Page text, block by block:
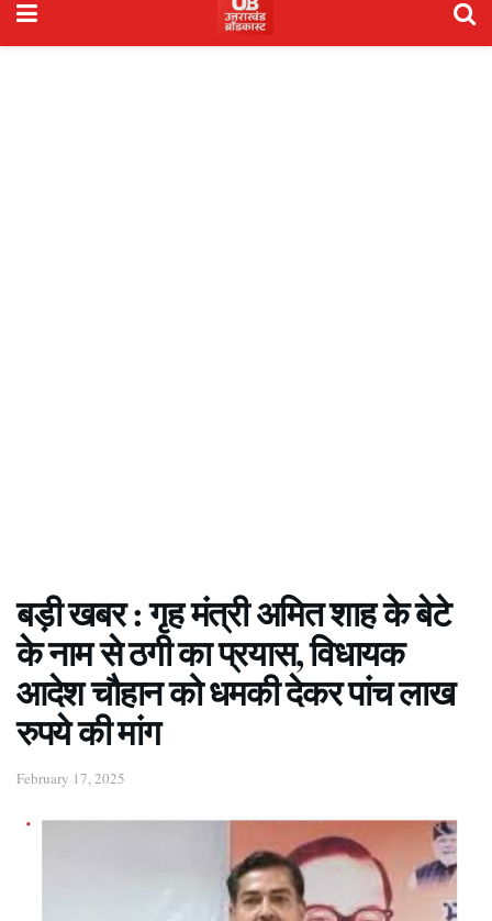
बड़ी खबर : गृह मंत्री अमित शाह के बेटे
के नाम से ठगी का प्रयास, विधायक
आदेश चौहान को धमकी देकर पांच लाख
रुपये की मांग
February 17, 2025